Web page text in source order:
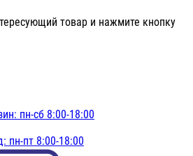
товар и нажмите кнопку
пн-сб 8:00-18:00
пн-пт 8:00-18:00